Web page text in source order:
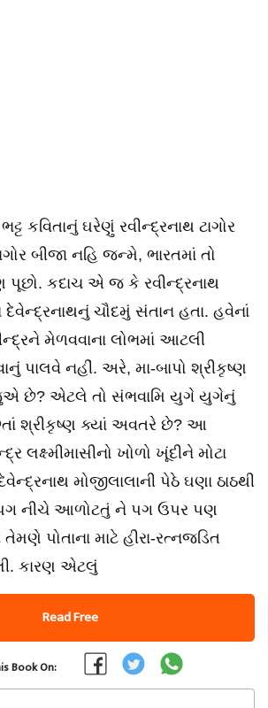
કવિતાનું ઘરેણું રવીન્દ્રનાથ ટાગોર
બીજા નહિ જન્મે, ભારતમાં તો
પૂછો. કદાચ એ જ કે રવીન્દ્રનાથ
દેવેન્દ્રનાથનું ચૌદમું સંતાન હતા. હવેનાં
મેળવવાના લોભમાં આટલી
પાલવે નહીં. અરે, મા-બાપો શ્રીકૃષ્ણ
છે? એટલે તો સંભવામિ યુગે યુગેનું
શ્રીકૃષ્ણ ક્યાં અવતરે છે? આ
લક્ષ્મીમાસીનો ખોળો ખૂંદીને મોટા
મોજીલાલાની પેઠે ઘણા ઠાઠથી
નીચે આળોટતું ને પગ ઉપર પણ
પોતાના માટે હીરા-રત્નજડિત
કારણ એટલું
Read Free
Book On: